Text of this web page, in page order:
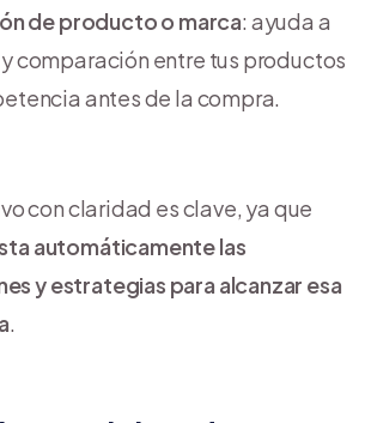
de producto o marca: ayuda a
comparación entre tus productos
antes de la compra.
con claridad es clave, ya que
automáticamente las
y estrategias para alcanzar esa
.